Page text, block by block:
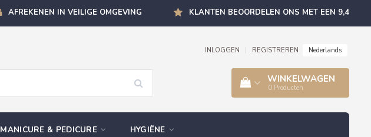
AFREKENEN IN VEILIGE OMGEVING KLANTEN BEOORDELEN ONS MET EEN 9,4
INLOGGEN REGISTREREN Nederlands
WINKELWAGEN
0 Producten
MANICURE & PEDICURE HYGIËNE